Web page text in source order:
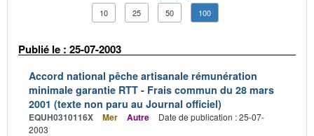
10 25 50 100
Publié le : 25-07-2003
Accord national pêche artisanale rémunération
minimale garantie RTT - Frais commun du 28 mars
2001 (texte non paru au Journal officiel)
EQUH0310116X Mer Autre
Date de publication : 25-07-
2003